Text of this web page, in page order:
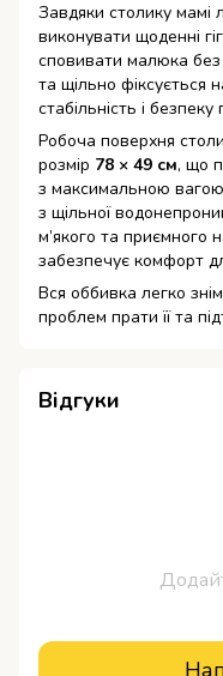
Завдяки столику мамі
виконувати щоденні
сповивати малюка без
та щільно фіксується
стабільність і
Робоча поверхня
розмір 78 × 49 см, що
з максимальною вагою
з щільної
м’якого та приємного
забезпечує комфорт
Вся оббивка легко
проблем прати її та
Відгуки